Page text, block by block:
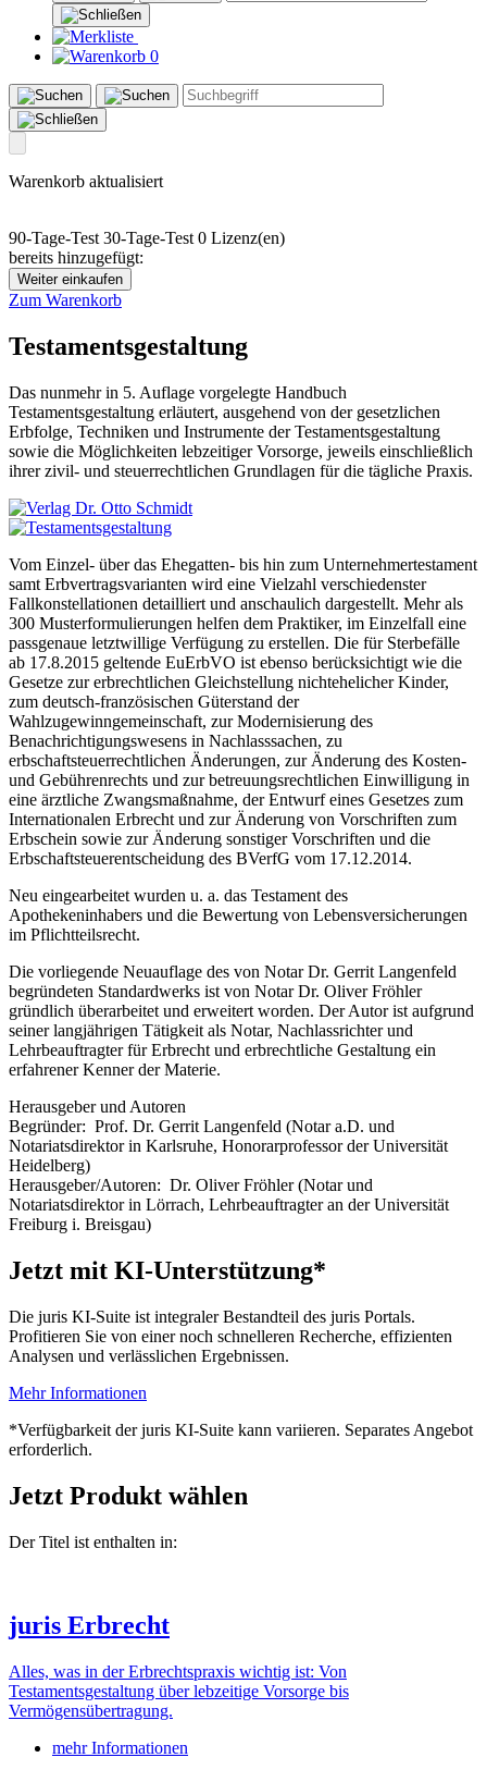
0
Warenkorb aktualisiert
90-Tage-Test 30-Tage-Test 0 Lizenz(en)
bereits hinzugefügt:
Weiter einkaufen
Zum Warenkorb
Testamentsgestaltung
Das nunmehr in 5. Auflage vorgelegte Handbuch
Testamentsgestaltung erläutert, ausgehend von der gesetzlichen
Erbfolge, Techniken und Instrumente der Testamentsgestaltung
sowie die Möglichkeiten lebzeitiger Vorsorge, jeweils einschließlich
ihrer zivil- und steuerrechtlichen Grundlagen für die tägliche Praxis.
Vom Einzel- über das Ehegatten- bis hin zum Unternehmertestament
samt Erbvertragsvarianten wird eine Vielzahl verschiedenster
Fallkonstellationen detailliert und anschaulich dargestellt. Mehr als
300 Musterformulierungen helfen dem Praktiker, im Einzelfall eine
passgenaue letztwillige Verfügung zu erstellen. Die für Sterbefälle
ab 17.8.2015 geltende EuErbVO ist ebenso berücksichtigt wie die
Gesetze zur erbrechtlichen Gleichstellung nichtehelicher Kinder,
zum deutsch-französischen Güterstand der
Wahlzugewinngemeinschaft, zur Modernisierung des
Benachrichtigungswesens in Nachlasssachen, zu
erbschaftsteuerrechtlichen Änderungen, zur Änderung des Kosten-
und Gebührenrechts und zur betreuungsrechtlichen Einwilligung in
eine ärztliche Zwangsmaßnahme, der Entwurf eines Gesetzes zum
Internationalen Erbrecht und zur Änderung von Vorschriften zum
Erbschein sowie zur Änderung sonstiger Vorschriften und die
Erbschaftsteuerentscheidung des BVerfG vom 17.12.2014.
Neu eingearbeitet wurden u. a. das Testament des
Apothekeninhabers und die Bewertung von Lebensversicherungen
im Pflichtteilsrecht.
Die vorliegende Neuauflage des von Notar Dr. Gerrit Langenfeld
begründeten Standardwerks ist von Notar Dr. Oliver Fröhler
gründlich überarbeitet und erweitert worden. Der Autor ist aufgrund
seiner langjährigen Tätigkeit als Notar, Nachlassrichter und
Lehrbeauftragter für Erbrecht und erbrechtliche Gestaltung ein
erfahrener Kenner der Materie.
Herausgeber und Autoren
Begründer: Prof. Dr. Gerrit Langenfeld (Notar a.D. und
Notariatsdirektor in Karlsruhe, Honorarprofessor der Universität
Heidelberg)
Herausgeber/Autoren: Dr. Oliver Fröhler (Notar und
Notariatsdirektor in Lörrach, Lehrbeauftragter an der Universität
Freiburg i. Breisgau)
Jetzt mit KI-Unterstützung*
Die juris KI-Suite ist integraler Bestandteil des juris Portals.
Profitieren Sie von einer noch schnelleren Recherche, effizienten
Analysen und verlässlichen Ergebnissen.
Mehr Informationen
*Verfügbarkeit der juris KI-Suite kann variieren. Separates Angebot
erforderlich.
Jetzt Produkt wählen
Der Titel ist enthalten in:
juris Erbrecht
Alles, was in der Erbrechtspraxis wichtig ist: Von
Testamentsgestaltung über lebzeitige Vorsorge bis
Vermögensübertragung.
mehr Informationen